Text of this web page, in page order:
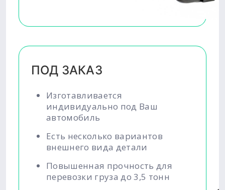
ПОД ЗАКАЗ
Изготавливается
индивидуально под Ваш
автомобиль
Есть несколько вариантов
внешнего вида детали
Повышенная прочность для
перевозки груза до 3,5 тонн